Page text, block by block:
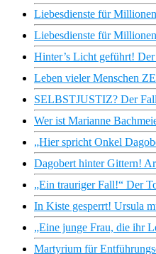
Liebesdienste für
Liebesdienste für
Hinter’s Licht geführt!
Leben vieler Menschen
SELBSTJUSTIZ? Der
Wer ist Marianne
„Hier spricht Onkel
Dagobert hinter Gittern!
„Ein trauriger Fall!“ Der
In Kiste gesperrt! Ursula
„Eine junge Frau, die ihr
Martyrium für